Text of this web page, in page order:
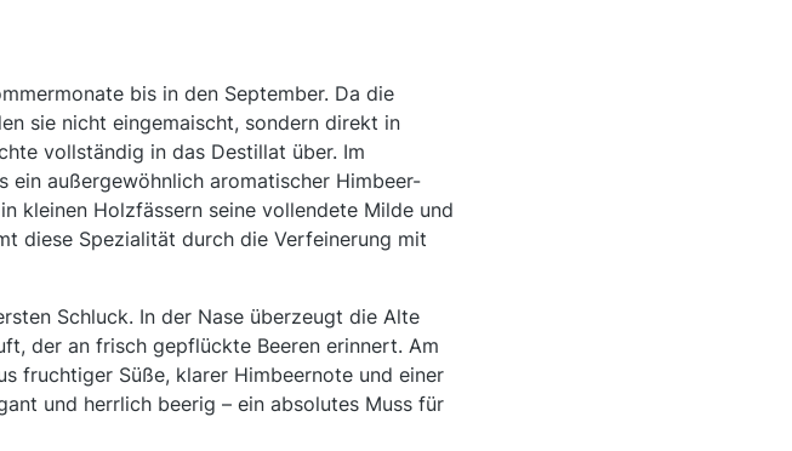
bis in den September. Da die
sie nicht eingemaischt, sondern direkt in
vollständig in das Destillat über. Im
außergewöhnlich aromatischer Himbeer-
kleinen Holzfässern seine vollendete Milde und
diese Spezialität durch die Verfeinerung mit
Schluck. In der Nase überzeugt die Alte
der an frisch gepflückte Beeren erinnert. Am
fruchtiger Süße, klarer Himbeernote und einer
und herrlich beerig – ein absolutes Muss für